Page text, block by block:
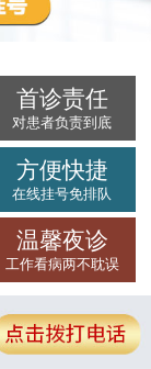
首诊责任
对患者负责到底
方便快捷
在线挂号免排队
温馨夜诊
工作看病两不耽误